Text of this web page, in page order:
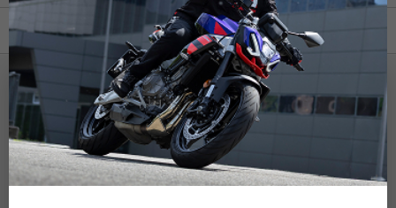
FILTRA ORDINA PER:
wishlist verrà aggiornato.
Italia
Inglese
Italiano
Spagna, Germania, Paesi Bassi, Francia, Belgio
Inglese
Tedesco